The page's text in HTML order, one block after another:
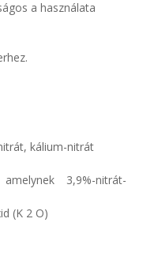
a használata
kálium-nitrát
3,9%-nitrát-
(K 2 O)